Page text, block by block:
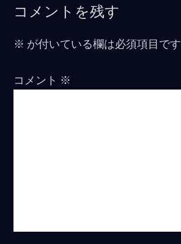
コメントを残す
※ が付いている欄は必須項目です
コメント ※